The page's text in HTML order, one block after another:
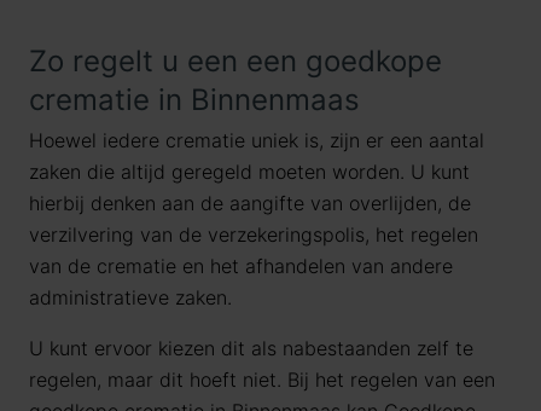
Zo regelt u een een goedkope
crematie in Binnenmaas
Hoewel iedere crematie uniek is, zijn er een aantal
zaken die altijd geregeld moeten worden. U kunt
hierbij denken aan de aangifte van overlijden, de
verzilvering van de verzekeringspolis, het regelen
van de crematie en het afhandelen van andere
administratieve zaken.
U kunt ervoor kiezen dit als nabestaanden zelf te
regelen, maar dit hoeft niet. Bij het regelen van een